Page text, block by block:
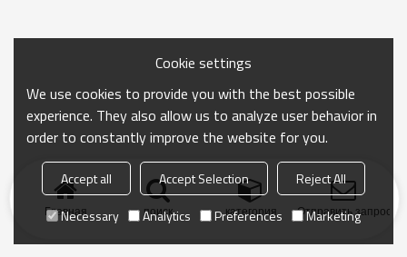
Главная поиск категория Отправить запрос
Cookie settings
We use cookies to provide you with the best possible
experience. They also allow us to analyze user behavior in
order to constantly improve the website for you.
Accept all Accept Selection
Reject All
Necessary
Analytics Preferences Marketing